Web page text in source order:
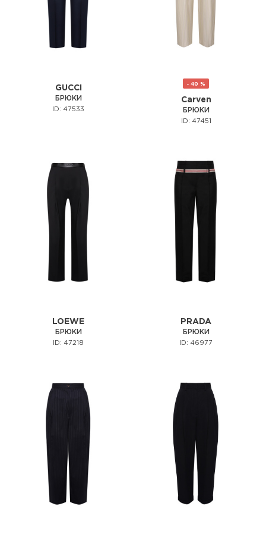
GUCCI
БРЮКИ
ID: 47533
- 40 %
Carven
БРЮКИ
ID: 47451
LOEWE
БРЮКИ
ID: 47218
PRADA
БРЮКИ
ID: 46977